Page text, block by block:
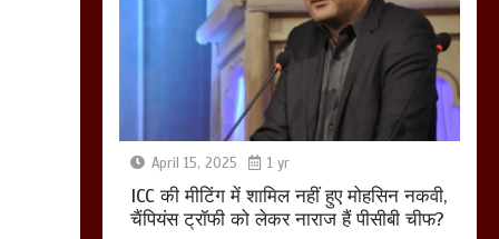
April 15, 2025 1 yr
ICC की मीटिंग में शामिल नहीं हुए मोहसिन नकवी,
चैंपियंस ट्रॉफी को लेकर नाराज हैं पीसीबी चीफ?